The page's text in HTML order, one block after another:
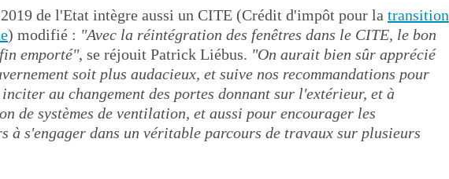
de l'Etat intègre aussi un CITE (Crédit d'impôt pour la transition
) modifié : "Avec la réintégration des fenêtres dans le CITE, le bon
emporté", se réjouit Patrick Liébus. "On aurait bien sûr apprécié
soit plus audacieux, et suive nos recommandations pour
au changement des portes donnant sur l'extérieur, et à
de systèmes de ventilation, et aussi pour encourager les
à s'engager dans un véritable parcours de travaux sur plusieurs